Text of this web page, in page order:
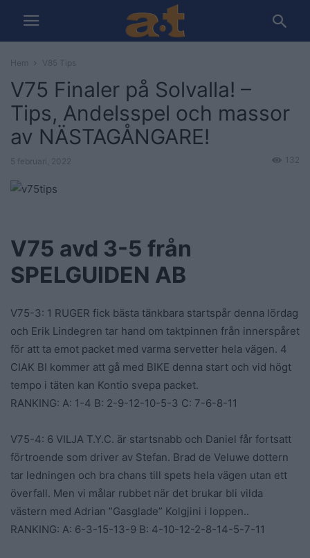
Hem V85 Tips
V75 Finaler på Solvalla! –
Tips, Andelsspel och massor
av NÄSTAGÅNGARE!
5 februari, 2022 132
V75 avd 3-5 från
SPELGUIDEN AB
V75-3: 1 RUGER fick bästa tänkbara startspår denna lördag
och Erik Lindegren tar hand om taktpinnen från innerspåret
för att ta emot packet med varma servetter hela vägen. 4
CIAK BI kommer att gå med BIKE denna start och vid högt
tempo i täten kan Kontio svepa packet.
RANKING: A: 1-4 B: 2-9-12-10-5-3 C: 7-6-8-11
V75-4: 6 VILJA T.Y.C. är startsnabb och Daniel får fortsatt
förtroende som driver av Stefan. Brad de Veluwe dottern
tar ledningen och bra chans till spets hela vägen utan ett
överfall. Men vi målar rubbet när det brukar bli vilda
västern med Adrian ”Gasglade” Kolgjini i loppen..
RANKING: A: 6-3-15-13-9 B: 4-10-12-2-8-14-5-7-11